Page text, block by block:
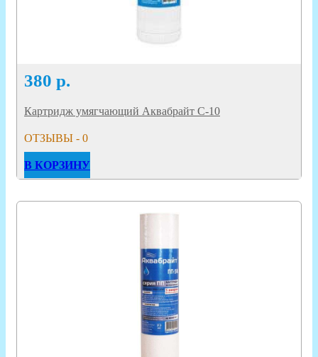
380 р.
Картридж умягчающий Аквабрайт С-10
ОТЗЫВЫ - 0
В КОРЗИНУ